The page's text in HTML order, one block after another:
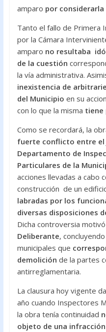
amparo por
Tanto el fallo de Primera
por la Cámara
amparo no resultaba
de la cuestión
la vía administrativa.
inexistencia de
del Municipio en su
con lo que la misma tiene
Como se recordará, la
fuerte conflicto entre el
Departamento de
Particulares de la
acciones llevadas a cabo
construcción de un
labradas por los
diversas disposiciones
Dicha controversia
Deliberante,
municipales que
demolición de la partes
antirreglamentaria.
La clausura hoy vigente
año cuando Inspectores
la obra tenía continuidad
objeto de una